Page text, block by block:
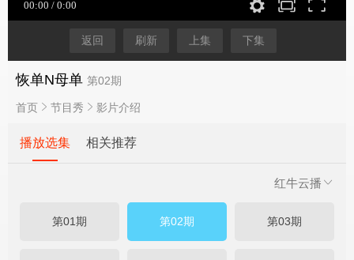
返回 刷新 上集 下集
恢单N母单 第02期
首页 节目秀 影片介绍
播放选集 相关推荐
红牛云播
第01期 第02期 第03期